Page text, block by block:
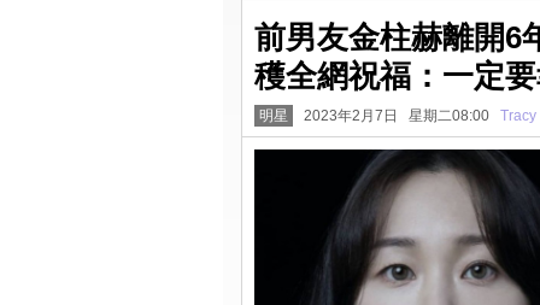
前男友金柱赫離開6
穫全網祝福：一定
明星 2023年2月7日 星期二08:00 Tracy